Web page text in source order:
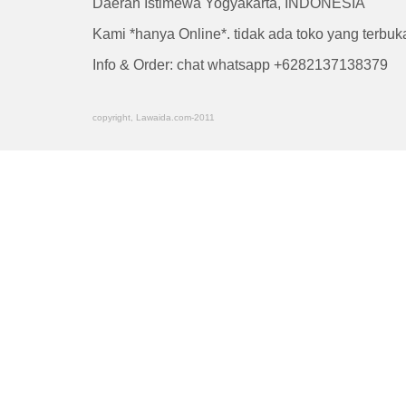
Daerah Istimewa Yogyakarta, INDONESIA
Kami *hanya Online*. tidak ada toko yang
Info & Order: chat whatsapp +6282137138379
copyright, Lawaida.com-2011